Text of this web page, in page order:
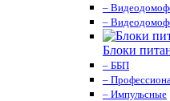
–
–
Блоки
– ББП
–
– Импульсные